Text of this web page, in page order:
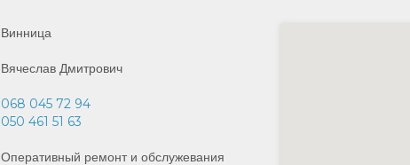
Винница
Вячеслав Дмитрович
068 045 72 94
050 461 51 63
Оперативный ремонт и обслужевания